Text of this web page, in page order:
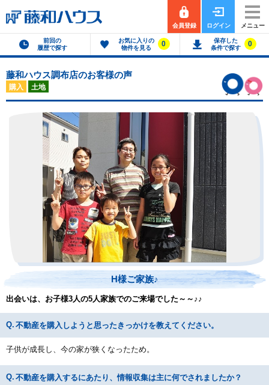
会員登録 ログイン メニュー
前回の
履歴で探す
お気に入りの
物件を見る
0
保存した
条件で探す
0
藤和ハウス調布店のお客様の声
購入 土地
H様ご家族♪
出会いは、お子様3人の5人家族でのご来場でした～～♪♪
不動産を購入しようと思ったきっかけを教えてください。
子供が成長し、今の家が狭くなったため。
不動産を購入するにあたり、情報収集は主に何でされましたか？